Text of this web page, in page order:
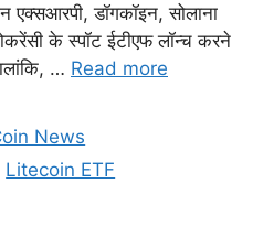
एक्सआरपी, डॉगकॉइन, सोलाना
के स्पॉट ईटीएफ लॉन्च करने
… Read more
News
Litecoin ETF